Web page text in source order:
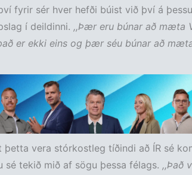
fyrir sér hver hefði búist við því á
í deildinni. ,,Þær eru búnar að mæta
er ekki eins og þær séu búnar að
þetta vera stórkostleg tíðindi að ÍR sé
sé tekið mið af sögu þessa félags. ,,Það